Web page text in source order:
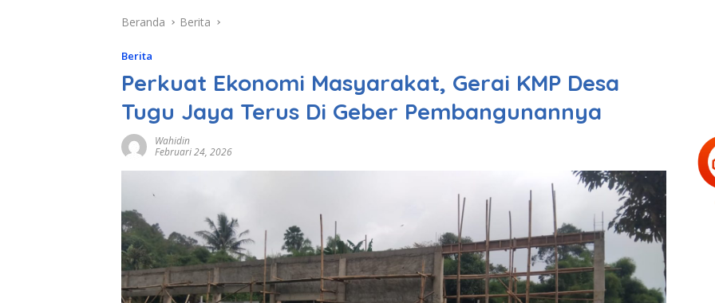
Beranda Berita
Berita
Perkuat Ekonomi Masyarakat, Gerai KMP Desa
Tugu Jaya Terus Di Geber Pembangunannya
Wahidin
Februari 24, 2026